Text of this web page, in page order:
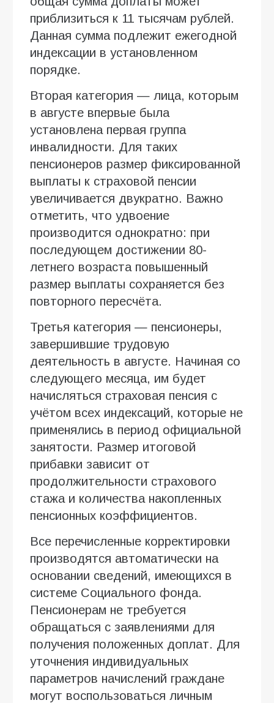
приблизиться к 11 тысячам рублей.
Данная сумма подлежит ежегодной
индексации в установленном
порядке.
Вторая категория — лица, которым
в августе впервые была
установлена первая группа
инвалидности. Для таких
пенсионеров размер фиксированной
выплаты к страховой пенсии
увеличивается двукратно. Важно
отметить, что удвоение
производится однократно: при
последующем достижении 80-
летнего возраста повышенный
размер выплаты сохраняется без
повторного пересчёта.
Третья категория — пенсионеры,
завершившие трудовую
деятельность в августе. Начиная со
следующего месяца, им будет
начисляться страховая пенсия с
учётом всех индексаций, которые не
применялись в период официальной
занятости. Размер итоговой
прибавки зависит от
продолжительности страхового
стажа и количества накопленных
пенсионных коэффициентов.
Все перечисленные корректировки
производятся автоматически на
основании сведений, имеющихся в
системе Социального фонда.
Пенсионерам не требуется
обращаться с заявлениями для
получения положенных доплат. Для
уточнения индивидуальных
параметров начислений граждане
могут воспользоваться личным